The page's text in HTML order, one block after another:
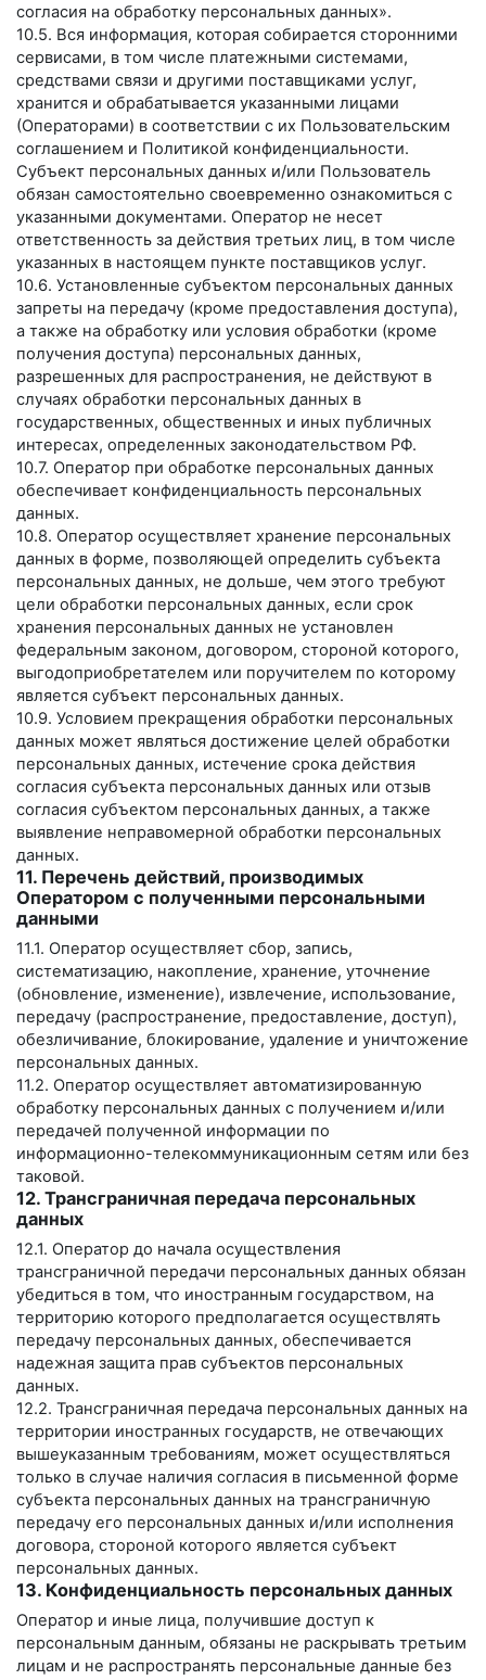
согласия на обработку персональных данных».
10.5. Вся информация, которая собирается сторонними
сервисами, в том числе платежными системами,
средствами связи и другими поставщиками услуг,
хранится и обрабатывается указанными лицами
(Операторами) в соответствии с их Пользовательским
соглашением и Политикой конфиденциальности.
Субъект персональных данных и/или Пользователь
обязан самостоятельно своевременно ознакомиться с
указанными документами. Оператор не несет
ответственность за действия третьих лиц, в том числе
указанных в настоящем пункте поставщиков услуг.
10.6. Установленные субъектом персональных данных
запреты на передачу (кроме предоставления доступа),
а также на обработку или условия обработки (кроме
получения доступа) персональных данных,
разрешенных для распространения, не действуют в
случаях обработки персональных данных в
государственных, общественных и иных публичных
интересах, определенных законодательством РФ.
10.7. Оператор при обработке персональных данных
обеспечивает конфиденциальность персональных
данных.
10.8. Оператор осуществляет хранение персональных
данных в форме, позволяющей определить субъекта
персональных данных, не дольше, чем этого требуют
цели обработки персональных данных, если срок
хранения персональных данных не установлен
федеральным законом, договором, стороной которого,
выгодоприобретателем или поручителем по которому
является субъект персональных данных.
10.9. Условием прекращения обработки персональных
данных может являться достижение целей обработки
персональных данных, истечение срока действия
согласия субъекта персональных данных или отзыв
согласия субъектом персональных данных, а также
выявление неправомерной обработки персональных
данных.
11. Перечень действий, производимых
Оператором с полученными персональными
данными
11.1. Оператор осуществляет сбор, запись,
систематизацию, накопление, хранение, уточнение
(обновление, изменение), извлечение, использование,
передачу (распространение, предоставление, доступ),
обезличивание, блокирование, удаление и уничтожение
персональных данных.
11.2. Оператор осуществляет автоматизированную
обработку персональных данных с получением и/или
передачей полученной информации по
информационно-телекоммуникационным сетям или без
таковой.
12. Трансграничная передача персональных
данных
12.1. Оператор до начала осуществления
трансграничной передачи персональных данных обязан
убедиться в том, что иностранным государством, на
территорию которого предполагается осуществлять
передачу персональных данных, обеспечивается
надежная защита прав субъектов персональных
данных.
12.2. Трансграничная передача персональных данных на
территории иностранных государств, не отвечающих
вышеуказанным требованиям, может осуществляться
только в случае наличия согласия в письменной форме
субъекта персональных данных на трансграничную
передачу его персональных данных и/или исполнения
договора, стороной которого является субъект
персональных данных.
13. Конфиденциальность персональных данных
Оператор и иные лица, получившие доступ к
персональным данным, обязаны не раскрывать третьим
лицам и не распространять персональные данные без